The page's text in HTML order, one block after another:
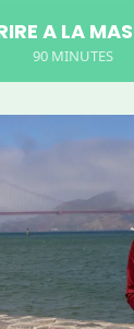
A LA
90 MINUTES